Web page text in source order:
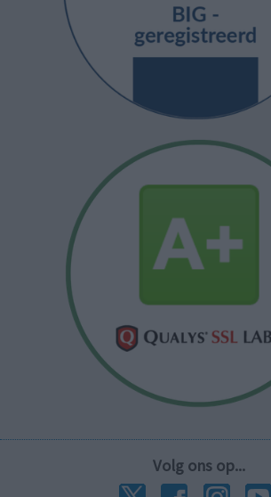
Volg ons op...